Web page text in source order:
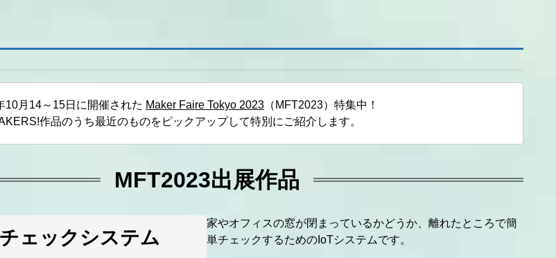
10月14～15日に開催された Maker Faire Tokyo 2023 （MFT2023）特集中！
作品のうち最近のものをピックアップして特別にご紹介します。
MFT2023出展作品
ェックシステム
家やオフィスの窓が閉まっているかどうか、離れたところで簡
単チェックするためのIoTシステムです。